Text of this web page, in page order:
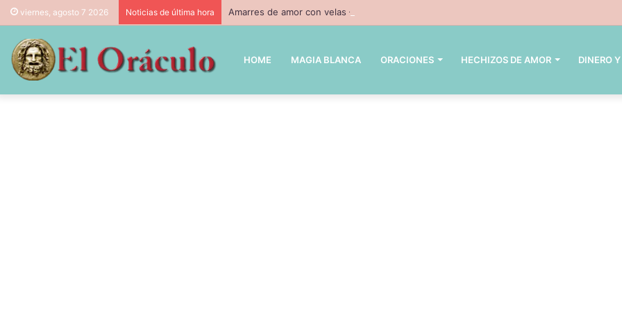
viernes, agosto 7 2026 Noticias de última hora Amarres de amor con velas – 3 hechizos con velas inpresindibles con magia negra
HOME MAGIA BLANCA ORACIONES HECHIZOS DE AMOR DINERO